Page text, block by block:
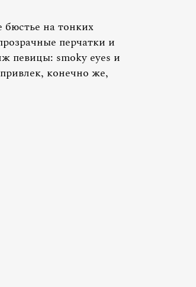
на тонких
перчатки и
певицы: smoky eyes и
конечно же,